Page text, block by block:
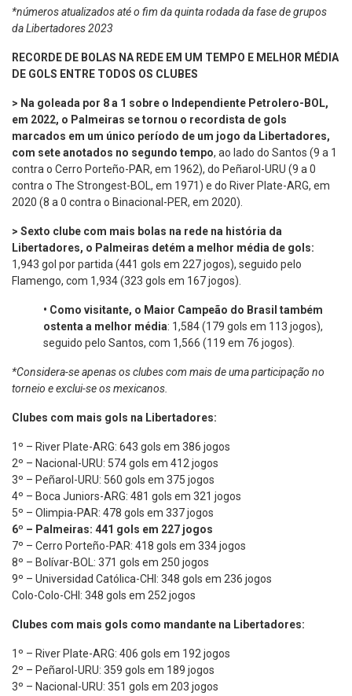
*números atualizados até o fim da quinta rodada da fase de grupos
da Libertadores 2023
RECORDE DE BOLAS NA REDE EM UM TEMPO E MELHOR MÉDIA
DE GOLS ENTRE TODOS OS CLUBES
> Na goleada por 8 a 1 sobre o Independiente Petrolero-BOL,
em 2022, o Palmeiras se tornou o recordista de gols
marcados em um único período de um jogo da Libertadores,
com sete anotados no segundo tempo, ao lado do Santos (9 a 1
contra o Cerro Porteño-PAR, em 1962), do Peñarol-URU (9 a 0
contra o The Strongest-BOL, em 1971) e do River Plate-ARG, em
2020 (8 a 0 contra o Binacional-PER, em 2020).
> Sexto clube com mais bolas na rede na história da
Libertadores, o Palmeiras detém a melhor média de gols:
1,943 gol por partida (441 gols em 227 jogos), seguido pelo
Flamengo, com 1,934 (323 gols em 167 jogos).
• Como visitante, o Maior Campeão do Brasil também
ostenta a melhor média: 1,584 (179 gols em 113 jogos),
seguido pelo Santos, com 1,566 (119 em 76 jogos).
*Considera-se apenas os clubes com mais de uma participação no
torneio e exclui-se os mexicanos.
Clubes com mais gols na Libertadores:
1º – River Plate-ARG: 643 gols em 386 jogos
2º – Nacional-URU: 574 gols em 412 jogos
3º – Peñarol-URU: 560 gols em 375 jogos
4º – Boca Juniors-ARG: 481 gols em 321 jogos
5º – Olimpia-PAR: 478 gols em 337 jogos
6º – Palmeiras: 441 gols em 227 jogos
7º – Cerro Porteño-PAR: 418 gols em 334 jogos
8º – Bolívar-BOL: 371 gols em 250 jogos
9º – Universidad Católica-CHI: 348 gols em 236 jogos
Colo-Colo-CHI: 348 gols em 252 jogos
Clubes com mais gols como mandante na Libertadores:
1º – River Plate-ARG: 406 gols em 192 jogos
2º – Peñarol-URU: 359 gols em 189 jogos
3º – Nacional-URU: 351 gols em 203 jogos